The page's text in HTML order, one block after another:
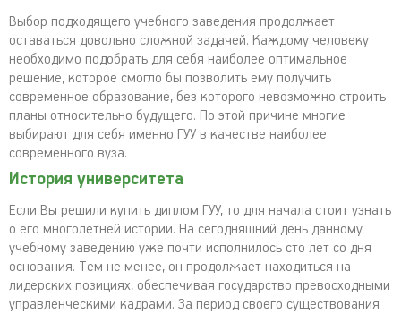
Выбор подходящего учебного заведения продолжает
оставаться довольно сложной задачей. Каждому человеку
необходимо подобрать для себя наиболее оптимальное
решение, которое смогло бы позволить ему получить
современное образование, без которого невозможно строить
планы относительно будущего. По этой причине многие
выбирают для себя именно ГУУ в качестве наиболее
современного вуза.
История университета
Если Вы решили купить диплом ГУУ, то для начала стоит узнать
о его многолетней истории. На сегодняшний день данному
учебному заведению уже почти исполнилось сто лет со дня
основания. Тем не менее, он продолжает находиться на
лидерских позициях, обеспечивая государство превосходными
управленческими кадрами. За период своего существования